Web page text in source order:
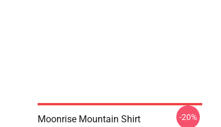
Moonrise Mountain Shirt -20%